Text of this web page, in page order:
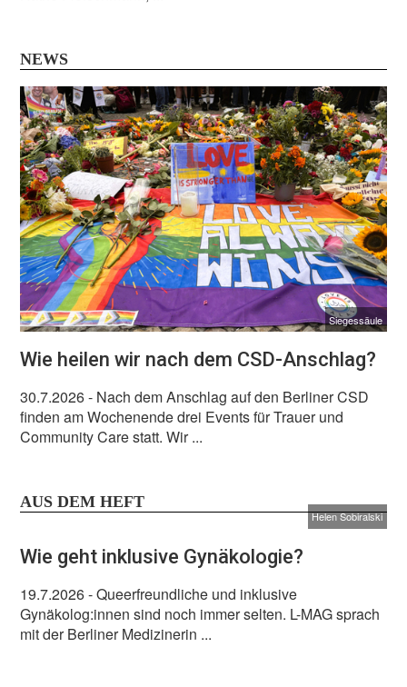
NEWS
Siegessäule
Wie heilen wir nach dem CSD-Anschlag?
30.7.2026- Nach dem Anschlag auf den Berliner CSD
finden am Wochenende drei Events für Trauer und
Community Care statt. Wir ...
AUS DEM HEFT
Helen Sobiralski
Wie geht inklusive Gynäkologie?
19.7.2026- Queerfreundliche und inklusive
Gynäkolog:innen sind noch immer selten. L-MAG sprach
mit der Berliner Medizinerin ...